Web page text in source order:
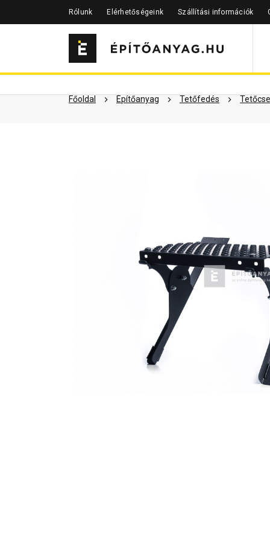
Rólunk Elérhetőségeink Szállítási információk
Főoldal Építőanyag Tetőfedés
Szükséged lehet rá Részletes